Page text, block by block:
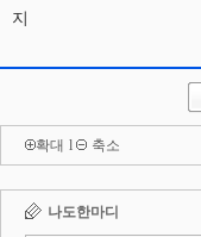
지
확대 l 축소